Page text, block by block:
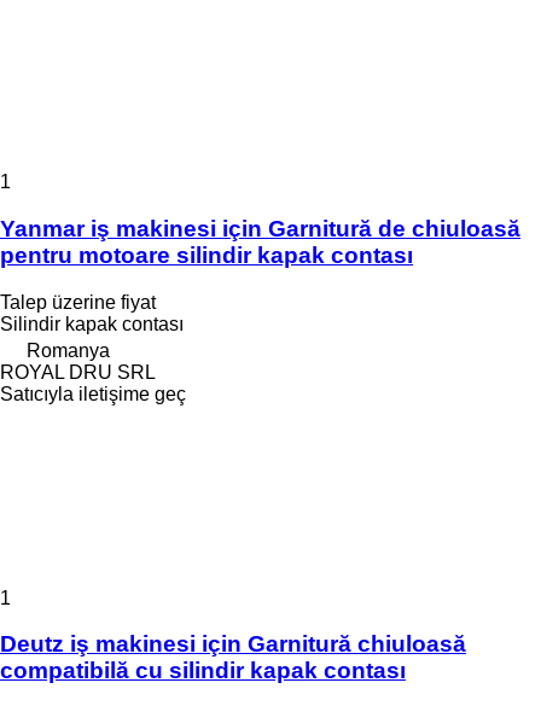
1
Yanmar iş makinesi için Garnitură de chiuloasă
pentru motoare silindir kapak contası
Talep üzerine fiyat
Silindir kapak contası
Romanya
ROYAL DRU SRL
Satıcıyla iletişime geç
1
Deutz iş makinesi için Garnitură chiuloasă
compatibilă cu silindir kapak contası